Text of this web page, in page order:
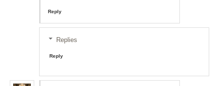
Reply
Replies
Reply